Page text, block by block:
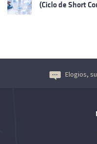
(Ciclo de Short
Elogios,